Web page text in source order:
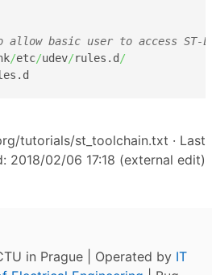
allow basic user to access ST-
/etc/udev/rules.d /
tutorials/st_toolchain.txt · Last
2018/02/06 17:18 (external edit)
in Prague | Operated by IT